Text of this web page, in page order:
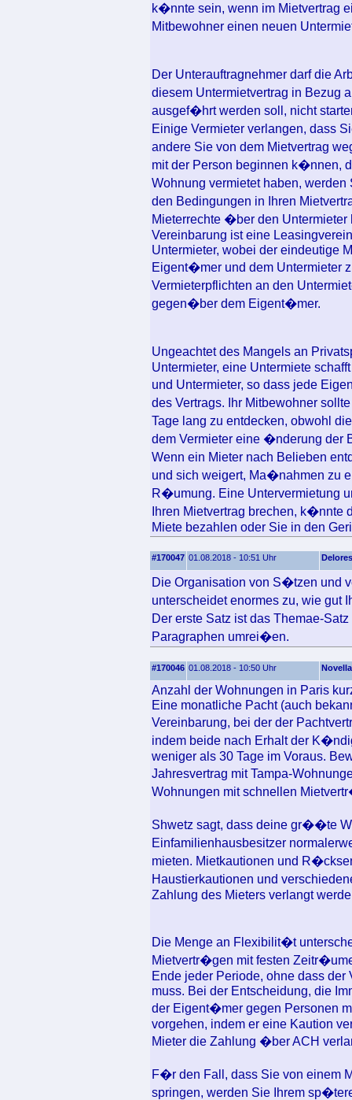
k�nnte sein, wenn im Mietvertrag
Mitbewohner einen neuen
Der Unterauftragnehmer darf die
diesem Untermietvertrag in Bezug
ausgef�hrt werden soll, nicht
Einige Vermieter verlangen, dass
andere Sie von dem Mietvertrag
mit der Person beginnen k�nnen,
Wohnung vermietet haben,
den Bedingungen in Ihren
Mieterrechte �ber den
Vereinbarung ist eine
Untermieter, wobei der eindeutige
Eigent�mer und dem Untermieter
Vermieterpflichten an den
gegen�ber dem Eigent�mer.
Ungeachtet des Mangels an
Untermieter, eine Untermiete
und Untermieter, so dass jede
des Vertrags. Ihr Mitbewohner
Tage lang zu entdecken, obwohl
dem Vermieter eine �nderung der
Wenn ein Mieter nach Belieben
und sich weigert, Ma�nahmen zu
R�umung. Eine Untervermietung
Ihren Mietvertrag brechen, k�nnte
Miete bezahlen oder Sie in den
#170047 01.08.2018 - 10:51 Uhr Delores
Die Organisation von S�tzen und
unterscheidet enormes zu, wie
Der erste Satz ist das Themae-
Paragraphen umrei�en.
#170046 01.08.2018 - 10:50 Uhr Novella
Anzahl der Wohnungen in Paris
Eine monatliche Pacht (auch
Vereinbarung, bei der der
indem beide nach Erhalt der
weniger als 30 Tage im Voraus.
Jahresvertrag mit Tampa-
Wohnungen mit schnellen
Shwetz sagt, dass deine gr��te
Einfamilienhausbesitzer
mieten. Mietkautionen und
Haustierkautionen und
Zahlung des Mieters verlangt
Die Menge an Flexibilit�t
Mietvertr�gen mit festen
Ende jeder Periode, ohne dass der
muss. Bei der Entscheidung, die
der Eigent�mer gegen Personen
vorgehen, indem er eine Kaution
Mieter die Zahlung �ber ACH
F�r den Fall, dass Sie von einem
springen, werden Sie Ihrem